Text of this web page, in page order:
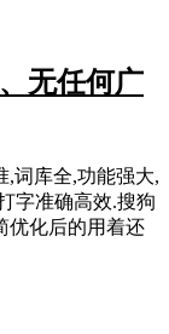
无任何广
,词库全,功能强大,
字准确高效.搜狗
优化后的用着还